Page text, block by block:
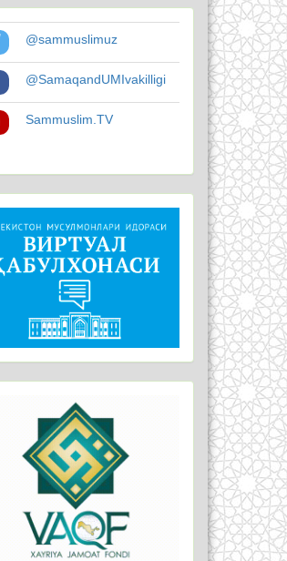
@sammuslimuz
@SamaqandUMIvakilligi
Sammuslim.TV